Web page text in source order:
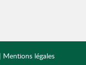
Mentions légales